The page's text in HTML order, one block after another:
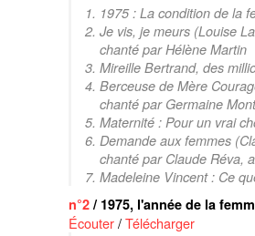
1. 1975 : La condition de la
2. Je vis, je meurs (Louise
chanté par Hélène Martin
3. Mireille Bertrand, des
4. Berceuse de Mère
chanté par Germaine
5. Maternité : Pour un vrai
6. Demande aux femmes
chanté par Claude Réva,
7. Madeleine Vincent : Ce
n°2 / 1975, l'année de la
Écouter/Télécharger